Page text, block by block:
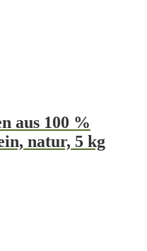
aus 100 %
natur, 5 kg